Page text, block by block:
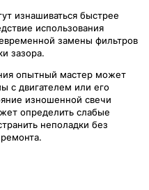
изнашиваться быстрее
использования
замены фильтров
зазора.
опытный мастер может
с двигателем или его
изношенной свечи
определить слабые
неполадки без